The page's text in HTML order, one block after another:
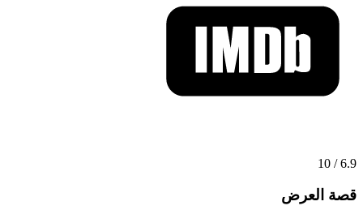
6.9 / 10
قصة العرض